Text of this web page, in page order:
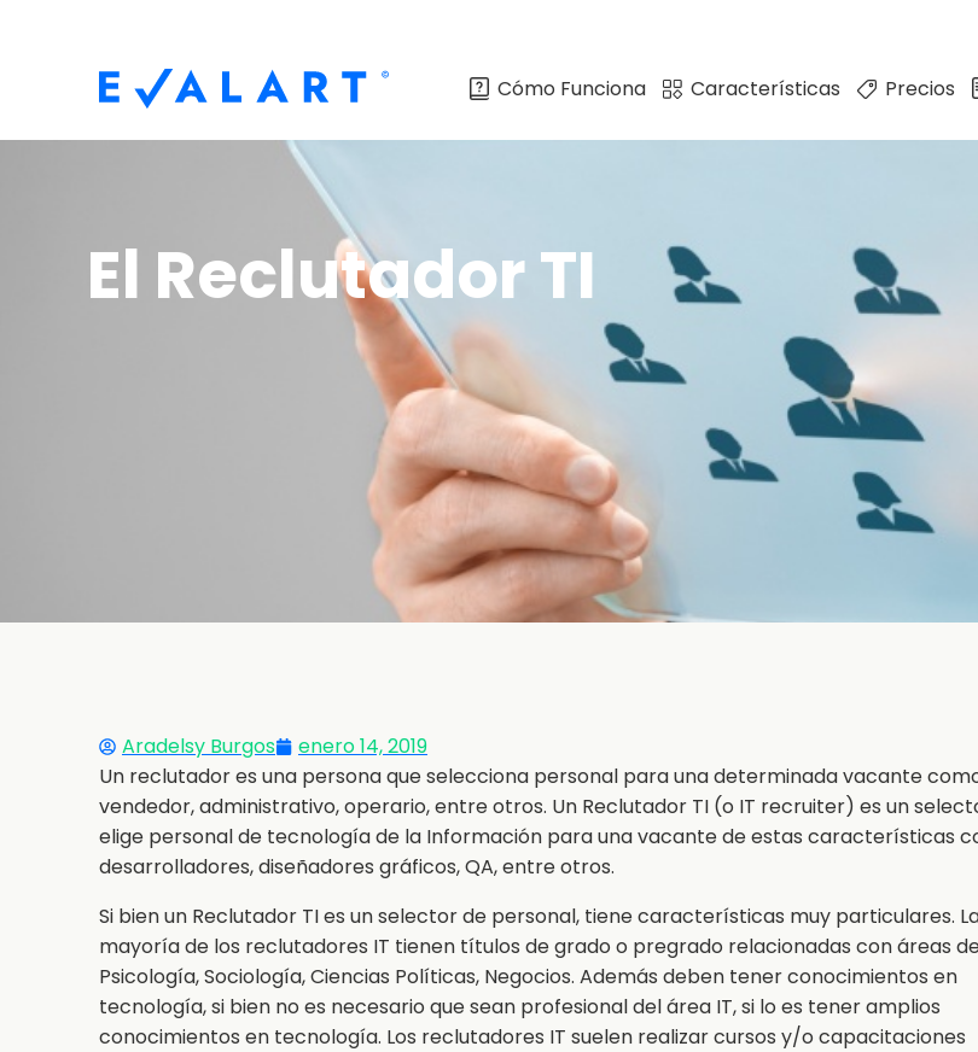
Cómo Funciona Características Precios
El Reclutador TI
Aradelsy Burgos
enero 14, 2019
Un reclutador es una persona que selecciona personal para una determinada vacante
vendedor, administrativo, operario, entre otros. Un Reclutador TI (o IT recruiter) es un
elige personal de tecnología de la Información para una vacante de estas características
desarrolladores, diseñadores gráficos, QA, entre otros.
Si bien un Reclutador TI es un selector de personal, tiene características muy particulares.
mayoría de los reclutadores IT tienen títulos de grado o pregrado relacionadas con áreas
Psicología, Sociología, Ciencias Políticas, Negocios. Además deben tener conocimientos en
tecnología, si bien no es necesario que sean profesional del área IT, si lo es tener amplios
conocimientos en tecnología. Los reclutadores IT suelen realizar cursos y/o capacitaciones